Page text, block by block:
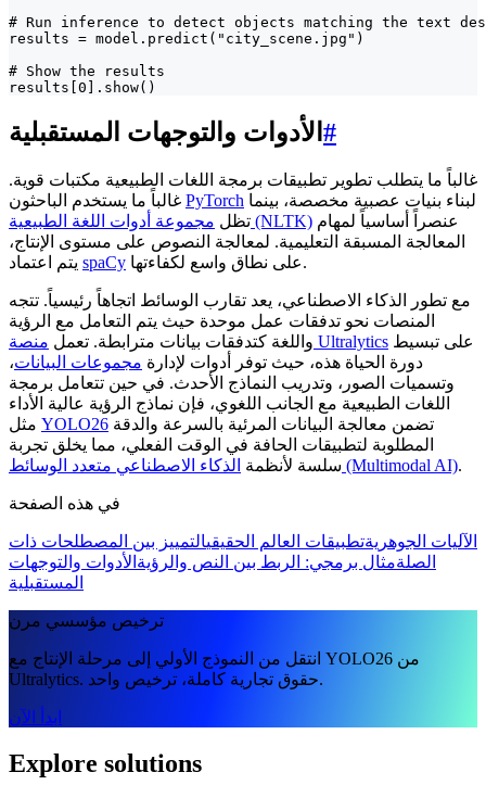
# Run inference to detect objects matching the text
results = model.predict("city_scene.jpg")
# Show the results
results[0].show()
الأدوات والتوجهات المستقبلية #
غالباً ما يتطلب تطوير تطبيقات برمجة اللغات الطبيعية مكتبات قوية.
PyTorch
تظل مجموعة أدوات اللغة الطبيعية (NLTK)
المعالجة المسبقة التعليمية. لمعالجة النصوص على مستوى الإنتاج،
spaCy على نطاق واسع لكفاءتها.
مع تطور الذكاء الاصطناعي، يعد تقارب الوسائط اتجاهاً رئيسياً. تتجه
المنصات نحو تدفقات عمل موحدة حيث يتم التعامل مع الرؤية
واللغة كتدفقات بيانات مترابطة. تعمل منصة Ultralytics
دورة الحياة هذه، حيث توفر أدوات لإدارة مجموعات البيانات،
وتسميات الصور، وتدريب النماذج الأحدث. في حين تتعامل برمجة
اللغات الطبيعية مع الجانب اللغوي، فإن نماذج الرؤية عالية الأداء
YOLO26
المطلوبة لتطبيقات الحافة في الوقت الفعلي، مما يخلق تجربة
سلسة لأنظمة الذكاء الاصطناعي متعدد الوسائط (Multimodal AI).
في هذه الصفحة
الآليات الجوهريةتطبيقات العالم الحقيقيالتمييز بين المصطلحات ذات
الصلةمثال برمجي: الربط بين النص والرؤية الأدوات والتوجهات
المستقبلية
ترخيص مؤسسي مرن
انتقل من النموذج الأولي إلى مرحلة الإنتاج مع YOLO26 من
Ultralytics. حقوق تجارية كاملة، ترخيص واحد.
ابدأ الآن
Explore solutions